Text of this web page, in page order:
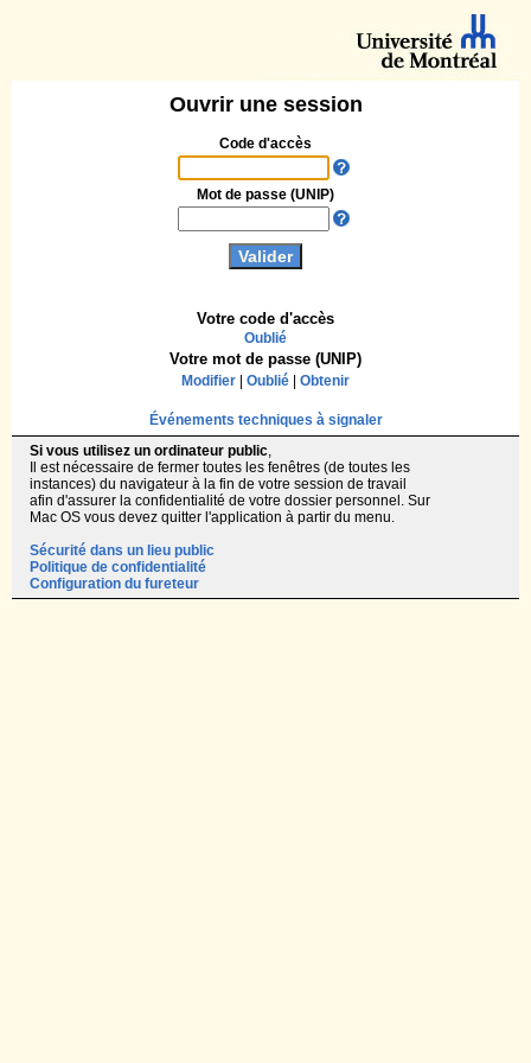
Ouvrir une session
Code d'accès
Votre code d'accès
Oublié
Mot de passe (UNIP)
Votre mot de passe (UNIP)
Modifier Oublié Obtenir
Événements techniques à signaler
Si vous utilisez un ordinateur public,
Il est nécessaire de fermer toutes les fenêtres (de toutes les
instances) du navigateur à la fin de votre session de travail
afin d'assurer la confidentialité de votre dossier personnel. Sur
Mac OS vous devez quitter l'application à partir du menu.
Sécurité dans un lieu public
Politique de confidentialité
Configuration du fureteur